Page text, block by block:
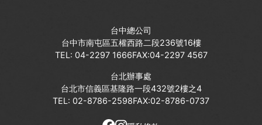
台中總公司
台中市南屯區五權西路二段236號16樓
TEL: 04-2297 1666FAX:04-2297 4567
台北辦事處
台北市信義區基隆路一段432號2樓之4
TEL: 02-8786-2598FAX:02-8786-0737